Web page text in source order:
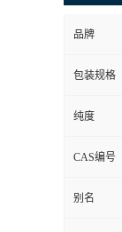
品牌
包装规格
纯度
CAS编号
别名